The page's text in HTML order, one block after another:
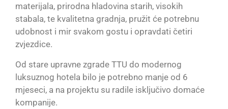
materijala, prirodna hladovina starih, visokih
stabala, te kvalitetna gradnja, pružit će potrebnu
udobnost i mir svakom gostu i opravdati četiri
zvjezdice.
Od stare upravne zgrade TTU do modernog
luksuznog hotela bilo je potrebno manje od 6
mjeseci, a na projektu su radile isključivo domaće
kompanije.